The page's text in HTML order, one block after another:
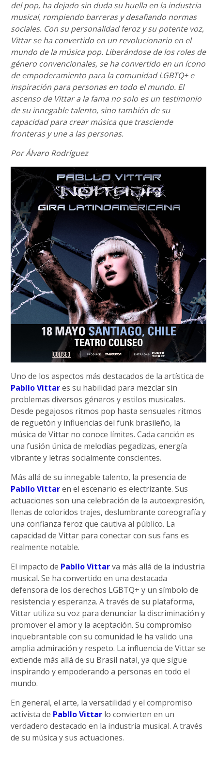
del pop, ha dejado sin duda su huella en la industria
musical, rompiendo barreras y desafiando normas
sociales. Con su personalidad feroz y su potente voz,
Vittar se ha convertido en un revolucionario en el
mundo de la música pop. Liberándose de los roles de
género convencionales, se ha convertido en un ícono
de empoderamiento para la comunidad LGBTQ+ e
inspiración para personas en todo el mundo. El
ascenso de Vittar a la fama no solo es un testimonio
de su innegable talento, sino también de su
capacidad para crear música que trasciende
fronteras y une a las personas.
Por Álvaro Rodríguez
Uno de los aspectos más destacados de la artística de
Pabllo Vittares su habilidad para mezclar sin
problemas diversos géneros y estilos musicales.
Desde pegajosos ritmos pop hasta sensuales ritmos
de reguetón y influencias del funk brasileño, la
música de Vittar no conoce límites. Cada canción es
una fusión única de melodías pegadizas, energía
vibrante y letras socialmente conscientes.
Más allá de su innegable talento, la presencia de
Pabllo Vittaren el escenario es electrizante. Sus
actuaciones son una celebración de la autoexpresión,
llenas de coloridos trajes, deslumbrante coreografía y
una confianza feroz que cautiva al público. La
capacidad de Vittar para conectar con sus fans es
realmente notable.
El impacto de Pabllo Vittarva más allá de la industria
musical. Se ha convertido en una destacada
defensora de los derechos LGBTQ+ y un símbolo de
resistencia y esperanza. A través de su plataforma,
Vittar utiliza su voz para denunciar la discriminación y
promover el amor y la aceptación. Su compromiso
inquebrantable con su comunidad le ha valido una
amplia admiración y respeto. La influencia de Vittar se
extiende más allá de su Brasil natal, ya que sigue
inspirando y empoderando a personas en todo el
mundo.
En general, el arte, la versatilidad y el compromiso
activista de Pabllo Vittar lo convierten en un
verdadero destacado en la industria musical. A través
de su música y sus actuaciones.